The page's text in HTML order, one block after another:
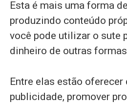
Esta é mais uma forma
produzindo conteúdo
você pode utilizar o sute
dinheiro de outras
Entre elas estão oferecer
publicidade, promover